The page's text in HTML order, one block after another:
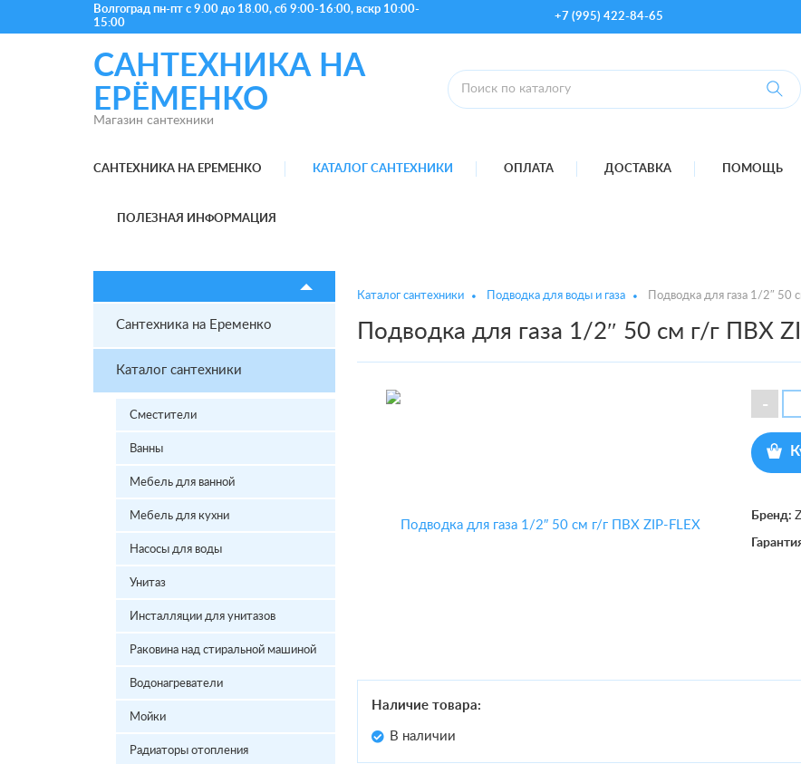
Волгоград пн-пт с 9.00 до 18.00, сб 9:00-16:00, вскр 10:00-
15:00
+7 (995) 422-84-65
САНТЕХНИКА НА
ЕРЁМЕНКО
Магазин сантехники
САНТЕХНИКА НА ЕРЕМЕНКО КАТАЛОГ САНТЕХНИКИ ОПЛАТА ДОСТАВКА ПОМОЩЬ
ПОЛЕЗНАЯ ИНФОРМАЦИЯ
Сантехника на Еременко
Каталог сантехники
Сместители
Ванны
Мебель для ванной
Мебель для кухни
Насосы для воды
Унитаз
Инсталляции для унитазов
Раковина над стиральной машиной
Водонагреватели
Мойки
Радиаторы отопления
Каталог сантехники Подводка для воды и газа Подводка для газа 1/2″ 50
Подводка для газа 1/2″ 50 см г/г ПВХ
Бренд:
Наличие товара:
В наличии